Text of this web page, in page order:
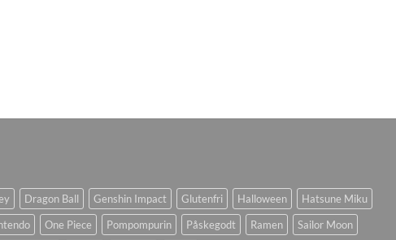
Dragon Ball Genshin Impact Glutenfri Halloween
Hatsune Miku
One Piece Pompompurin Påskegodt Ramen
Sailor Moon